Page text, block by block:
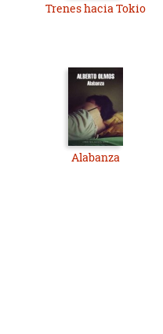
Trenes hacia Tokio
Alabanza